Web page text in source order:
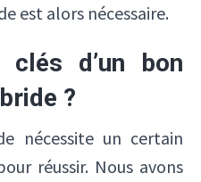
est alors nécessaire.
d’un bon
?
nécessite un certain
réussir. Nous avons